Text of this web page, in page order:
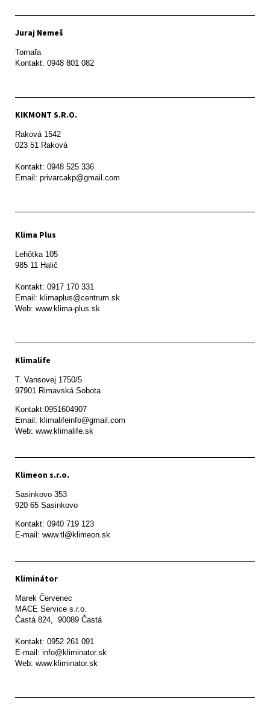
Juraj Nemeš
Tornaľa
Kontakt: 0948 801 082
KIKMONT S.R.O.
Raková 1542
023 51 Raková
Kontakt: 0948 525 336
Email: privarcakp@gmail.com
Klima Plus
Lehôtka 105
985 11 Halič
Kontakt: 0917 170 331
Email: klimaplus@centrum.sk
Klimalife
T. Vansovej 1750/5
97901 Rimavská Sobota
Kontakt:0951604907
Email: klimalifeinfo@gmail.com
Web: www.klimalife.sk
Klimeon s.r.o.
Sasinkovo 353
920 65 Sasinkovo
Kontakt: 0940 719 123
E-mail: www.tl@klimeon.sk
Kliminátor
Marek Červenec
MACE Service s.r.o.
Častá 824,  90089 Častá
Kontakt: 0952 261 091
E-mail: info@kliminator.sk
Web: www.kliminator.sk